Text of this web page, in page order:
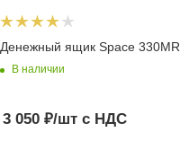
Денежный ящик Space 330MR
В наличии
3 050 ₽/шт с НДС